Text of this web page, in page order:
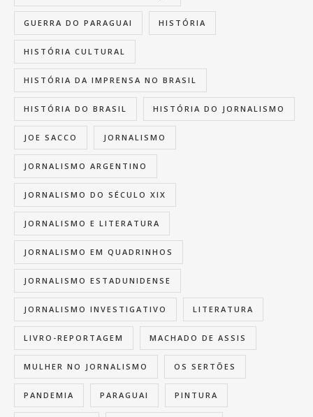
GUERRA DO PARAGUAI HISTÓRIA
HISTÓRIA CULTURAL
HISTÓRIA DA IMPRENSA NO BRASIL
HISTÓRIA DO BRASIL HISTÓRIA DO JORNALISMO
JOE SACCO JORNALISMO
JORNALISMO ARGENTINO
JORNALISMO DO SÉCULO XIX
JORNALISMO E LITERATURA
JORNALISMO EM QUADRINHOS
JORNALISMO ESTADUNIDENSE
JORNALISMO INVESTIGATIVO LITERATURA
LIVRO-REPORTAGEM MACHADO DE ASSIS
MULHER NO JORNALISMO OS SERTÕES
PANDEMIA PARAGUAI PINTURA